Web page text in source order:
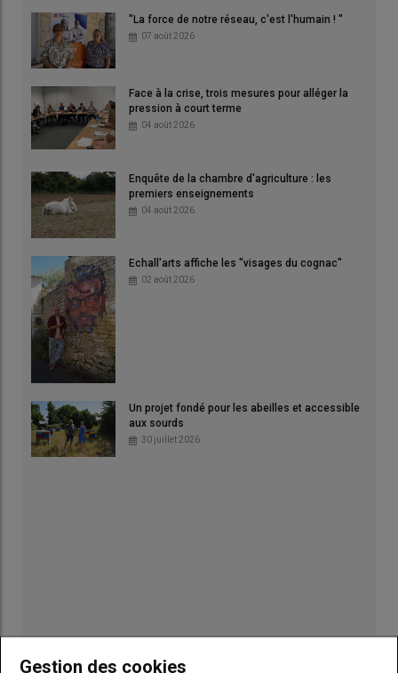
"La force de notre réseau, c'est l'humain ! "
07 août 2026
Face à la crise, trois mesures pour alléger la
pression à court terme
04 août 2026
Enquête de la chambre d'agriculture : les
premiers enseignements
04 août 2026
Echall'arts affiche les "visages du cognac"
02 août 2026
Un projet fondé pour les abeilles et accessible
aux sourds
30 juillet 2026
Gestion des cookies